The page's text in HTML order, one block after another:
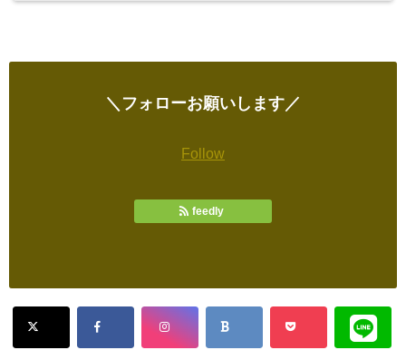
＼フォローお願いします／
Follow
feedly